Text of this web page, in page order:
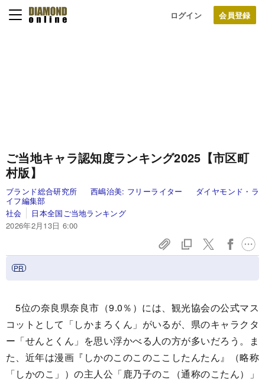
ログイン
ご当地キャラ認知度ランキング2025【市区町
村版】
ブランド総合研究所 西嶋治美: フリーライター
ダイヤモンド・ラ
イフ編集部
社会
日本全国ご当地ランキング
2026年2月13日 6:00
5位の奈良県奈良市（9.0％）には、観光協会の公式マス
コットとして「しかまろくん」がいるが、県のキャラクタ
ー「せんとくん」を思い浮かべる人の方が多いだろう。ま
た、近年は漫画『しかのこのこのここしたんたん』（略称
「しかのこ」）の主人公「鹿乃子のこ（通称のこたん）」